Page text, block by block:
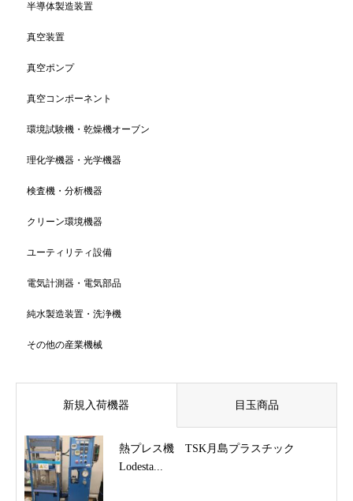
半導体製造装置
真空装置
真空ポンプ
真空コンポーネント
環境試験機・乾燥機オーブン
理化学機器・光学機器
検査機・分析機器
クリーン環境機器
ユーティリティ設備
電気計測器・電気部品
純水製造装置・洗浄機
その他の産業機械
新規入荷機器 目玉商品
熱プレス機 TSK月島プラスチック
Lodesta...